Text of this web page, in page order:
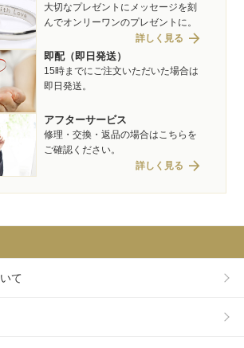
大切なプレゼントにメッセージを刻
んでオンリーワンのプレゼントに。
詳しく見る arrow_forward
即配（即日発送）
15時までにご注文いただいた場合は
即日発送。
アフターサービス
修理・交換・返品の場合はこちらを
ご確認ください。
詳しく見る arrow_forward
て